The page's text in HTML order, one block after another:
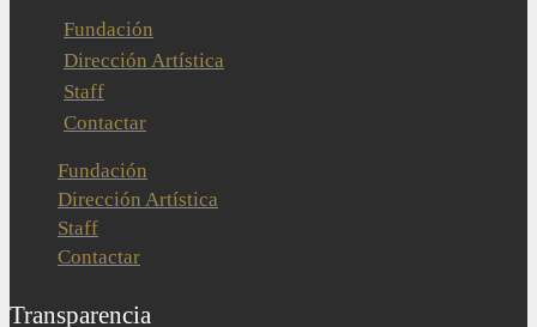
Fundación
Dirección Artística
Staff
Contactar
Fundación
Dirección Artística
Staff
Contactar
Transparencia